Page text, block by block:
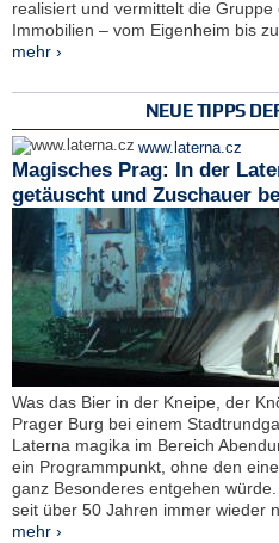
realisiert und vermittelt die Gruppe
Immobilien – vom Eigenheim bis
mehr ›
NEUE TIPPS
www.laterna.cz
Magisches Prag: In der
getäuscht und Zuschauer
Was das Bier in der Kneipe, der
Prager Burg bei einem
Laterna magika im Bereich
ein Programmpunkt, ohne den
ganz Besonderes entgehen
seit über 50 Jahren immer wieder
mehr ›